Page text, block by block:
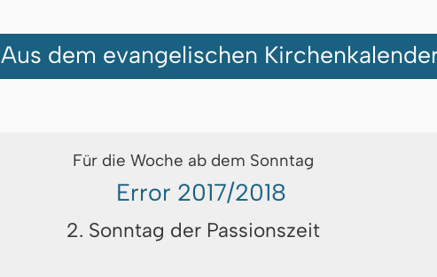
Aus dem evangelischen
Für die Woche ab dem Sonntag
Error 2017/2018
2. Sonntag der Passionszeit